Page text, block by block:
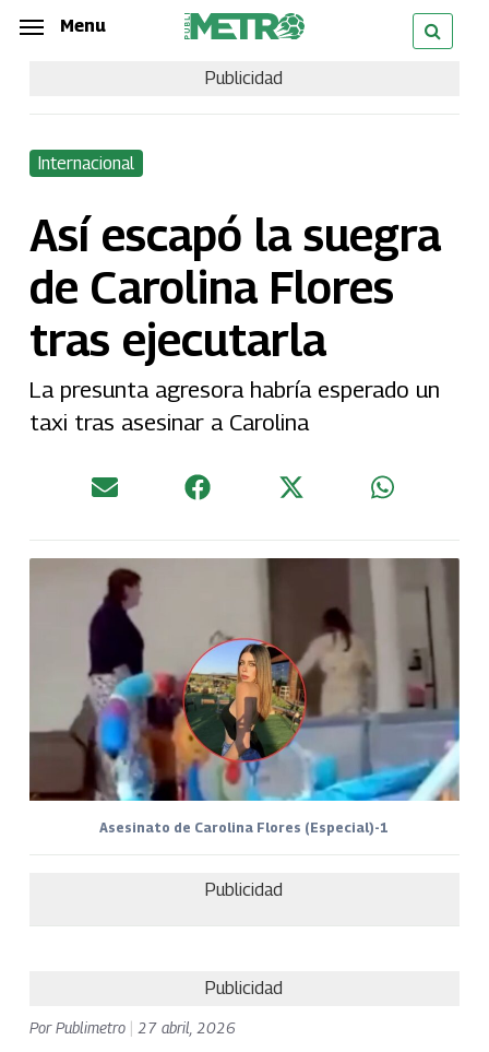
Skip
content
Menu
Publicidad
Internacional
Así escapó la suegra
de Carolina Flores
tras ejecutarla
La presunta agresora habría esperado un
taxi tras asesinar a Carolina
Asesinato de Carolina Flores (Especial)-1
Publicidad
Publicidad
PorPublimetro 27 abril, 2026
Menu